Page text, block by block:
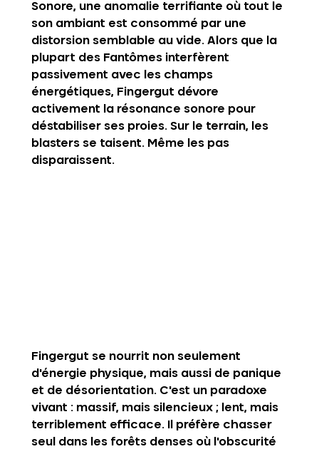
Sonore, une anomalie terrifiante où tout le
son ambiant est consommé par une
distorsion semblable au vide. Alors que la
plupart des Fantômes interfèrent
passivement avec les champs
énergétiques, Fingergut dévore
activement la résonance sonore pour
déstabiliser ses proies. Sur le terrain, les
blasters se taisent. Même les pas
disparaissent.
Fingergut se nourrit non seulement
d'énergie physique, mais aussi de panique
et de désorientation. C'est un paradoxe
vivant : massif, mais silencieux ; lent, mais
terriblement efficace. Il préfère chasser
seul dans les forêts denses où l'obscurité